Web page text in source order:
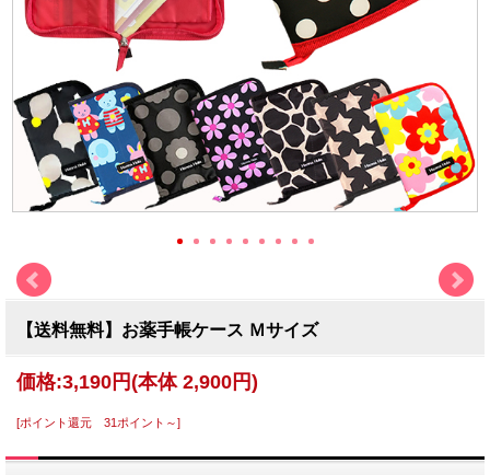
【送料無料】お薬手帳ケース Ｍサイズ
価格:3,190円(本体 2,900円)
[ポイント還元 31ポイント～]